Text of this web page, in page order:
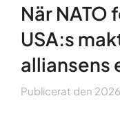
När
USA:s
alliansens
Publicerat den